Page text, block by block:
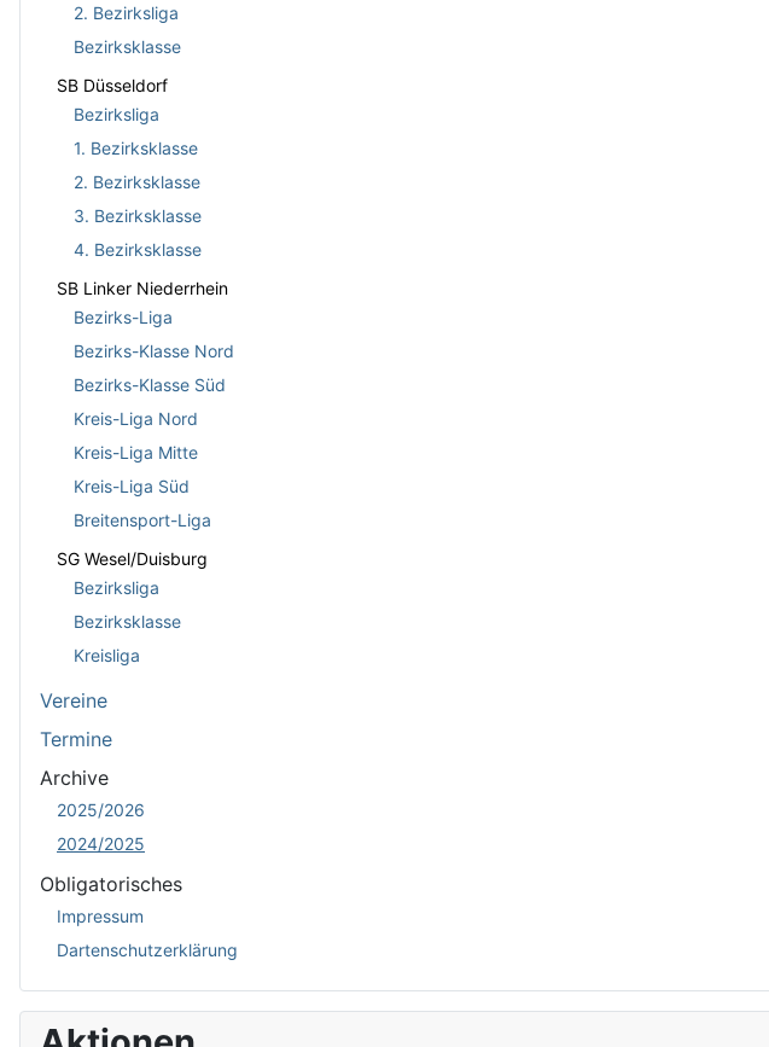
2. Bezirksliga
Bezirksklasse
SB Düsseldorf
Bezirksliga
1. Bezirksklasse
2. Bezirksklasse
3. Bezirksklasse
4. Bezirksklasse
SB Linker Niederrhein
Bezirks-Liga
Bezirks-Klasse Nord
Bezirks-Klasse Süd
Kreis-Liga Nord
Kreis-Liga Mitte
Kreis-Liga Süd
Breitensport-Liga
SG Wesel/Duisburg
Bezirksliga
Bezirksklasse
Kreisliga
Vereine
Termine
Archive
2025/2026
2024/2025
Obligatorisches
Impressum
Dartenschutzerklärung